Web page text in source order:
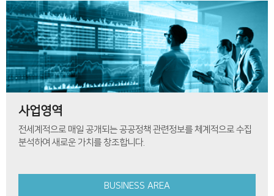
사업영역
전세계적으로 매일 공개되는 공공정책 관련정보를 체계적으로 수집
분석하여 새로운 가치를 창조합니다.
BUSINESS AREA